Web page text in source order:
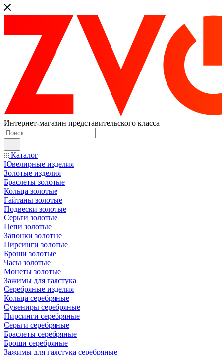
Интернет-магазин представительского класса
Каталог
Ювелирные изделия
Золотые изделия
Браслеты золотые
Кольца золотые
Гайтаны золотые
Подвески золотые
Серьги золотые
Цепи золотые
Запонки золотые
Пирсинги золотые
Броши золотые
Часы золотые
Монеты золотые
Зажимы для галстука
Серебряные изделия
Кольца серебряные
Сувениры серебряные
Пирсинги серебряные
Серьги серебряные
Браслеты серебряные
Броши серебряные
Зажимы для галстука серебряные